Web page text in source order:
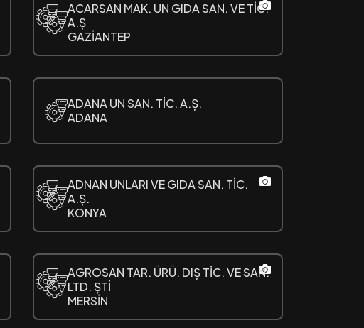
ACARSAN MAK. UN GIDA SAN. VE TİC.
A.Ș
GAZİANTEP
ADANA UN SAN. TİC. A.Ș.
ADANA
ADNAN UNLARI VE GIDA SAN. TİC.
A.Ș.
KONYA
AGROSAN TAR. ÜRÜ. DIȘ TİC. VE SAN.
LTD. ȘTİ
MERSİN